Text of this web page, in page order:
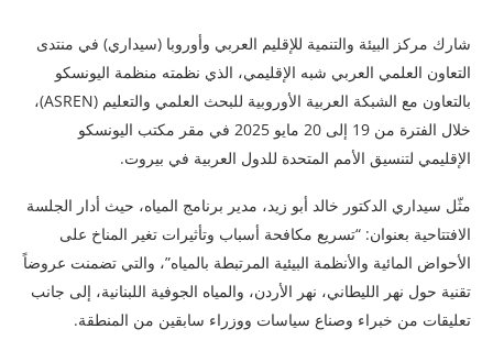
شارك مركز البيئة والتنمية للإقليم العربي وأوروبا (سيداري) في منتدى
التعاون العلمي العربي شبه الإقليمي، الذي نظمته منظمة اليونسكو
بالتعاون مع الشبكة العربية الأوروبية للبحث العلمي والتعليم (ASREN)،
خلال الفترة من 19 إلى 20 مايو 2025 في مقر مكتب اليونسكو
الإقليمي لتنسيق الأمم المتحدة للدول العربية في بيروت.
مثّل سيداري الدكتور خالد أبو زيد، مدير برنامج المياه، حيث أدار الجلسة
الافتتاحية بعنوان: “تسريع مكافحة أسباب وتأثيرات تغير المناخ على
الأحواض المائية والأنظمة البيئية المرتبطة بالمياه”، والتي تضمنت عروضاً
تقنية حول نهر الليطاني، نهر الأردن، والمياه الجوفية اللبنانية، إلى جانب
تعليقات من خبراء وصناع سياسات ووزراء سابقين من المنطقة.